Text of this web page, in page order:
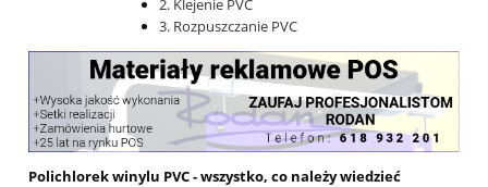
2. Klejenie PVC
3. Rozpuszczanie PVC
Polichlorek winylu PVC - wszystko, co należy wiedzieć